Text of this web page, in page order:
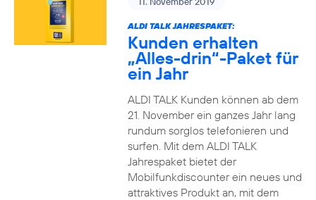
ALDI TALK JAHRESPAKET:
Kunden erhalten
„Alles-drin“-Paket für
ein Jahr
ALDI TALK Kunden können ab dem
21. November ein ganzes Jahr lang
rundum sorglos telefonieren und
surfen. Mit dem ALDI TALK
Jahrespaket bietet der
Mobilfunkdiscounter ein neues und
attraktives Produkt an, mit dem